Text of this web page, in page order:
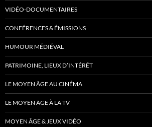
VIDÉO-DOCUMENTAIRES
CONFÉRENCES & ÉMISSIONS
HUMOUR MÉDIÉVAL
PATRIMOINE, LIEUX D’INTÉRÊT
LE MOYEN ÂGE AU CINÉMA
LE MOYEN ÂGE À LA TV
MOYEN ÂGE & JEUX VIDÉO